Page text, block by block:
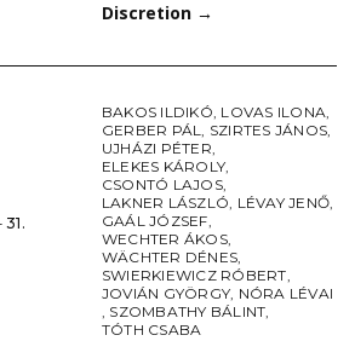
Discretion →
BAKOS ILDIKÓ, LOVAS ILONA,
GERBER PÁL, SZIRTES JÁNOS,
UJHÁZI PÉTER,
ELEKES KÁROLY,
CSONTÓ LAJOS,
LAKNER LÁSZLÓ, LÉVAY JENŐ,
GAÁL JÓZSEF,
WECHTER ÁKOS,
WÄCHTER DÉNES,
SWIERKIEWICZ RÓBERT,
JOVIÁN GYÖRGY, NÓRA LÉVAI
, SZOMBATHY BÁLINT,
TÓTH CSABA